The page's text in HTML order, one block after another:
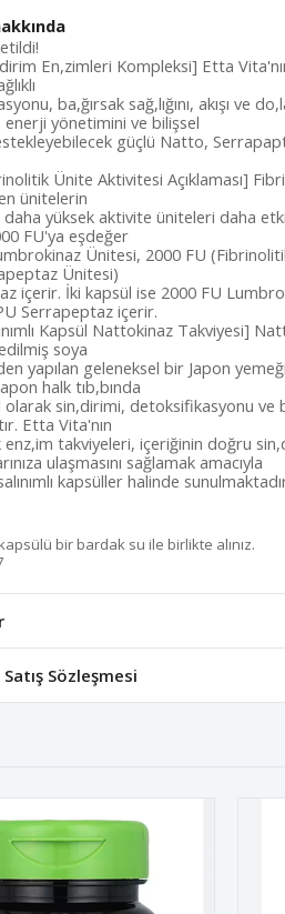
En,zimleri Kompleksi] Etta
ba,ğırsak sağ,lığını, akışı ve
enerji yönetimini ve bilişsel
güçlü Natto,
Ünite Aktivitesi Açıklaması]
ünitelerin
yüksek aktivite üniteleri daha
FU'ya eşdeğer
Ünitesi, 2000 FU
Ünitesi)
içerir. İki kapsül ise 2000 FU
Serrapeptaz içerir.
Kapsül Nattokinaz Takviyesi]
soya
yapılan geleneksel bir Japon
halk tıb,bında
olarak sin,dirimi, detoksifikasyonu ve
Etta Vita'nın
takviyeleri, içeriğinin doğru
ulaşmasını sağlamak amacıyla
kapsüller halinde
bir bardak su ile birlikte alınız.
Sözleşmesi